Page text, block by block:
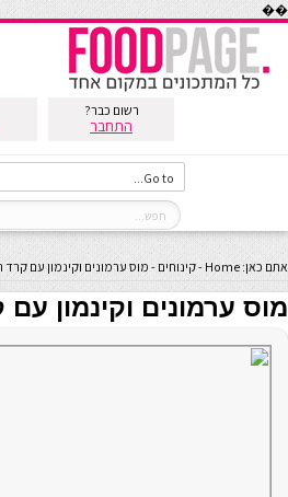
��
רשום כבר?
התחבר
אתם כאן: Home
-קינוחים - מוס ערמונים וקינמון עם קרד
מוס ערמונים וקינמון